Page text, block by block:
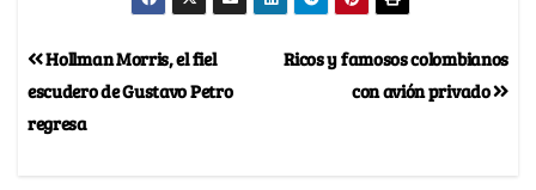
Ricos y famosos colombianos
con avión privado
Hollman Morris, el fiel
escudero de Gustavo Petro
regresa